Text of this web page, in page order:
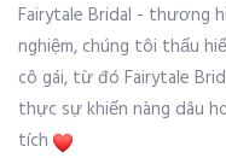
Fairytale Bridal - thương
nghiệm, chúng tôi thấu
cô gái, từ đó Fairytale
thực sự khiến nàng dâu
tích